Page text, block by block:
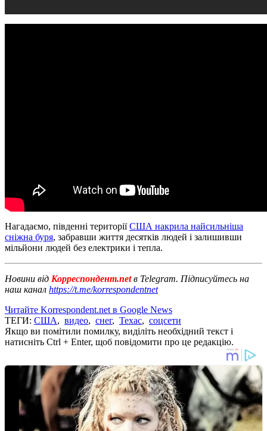
Нагадаємо, південні територіїСША накрила найсильніша
сніжна буря, забравши життя десятків людей і залишивши
мільйони людей без електрики і тепла.
Новини від Корреспондент.netв Telegram. Підписуйтесь на
наш канал https://t.me/korrespondentnet
Читайте Korrespondent.net в Google News
ТЕГИ: США, видео, снег, Техас, соцсети
Якщо ви помітили помилку, виділіть необхідний текст і
натисніть Ctrl + Enter, щоб повідомити про це редакцію.